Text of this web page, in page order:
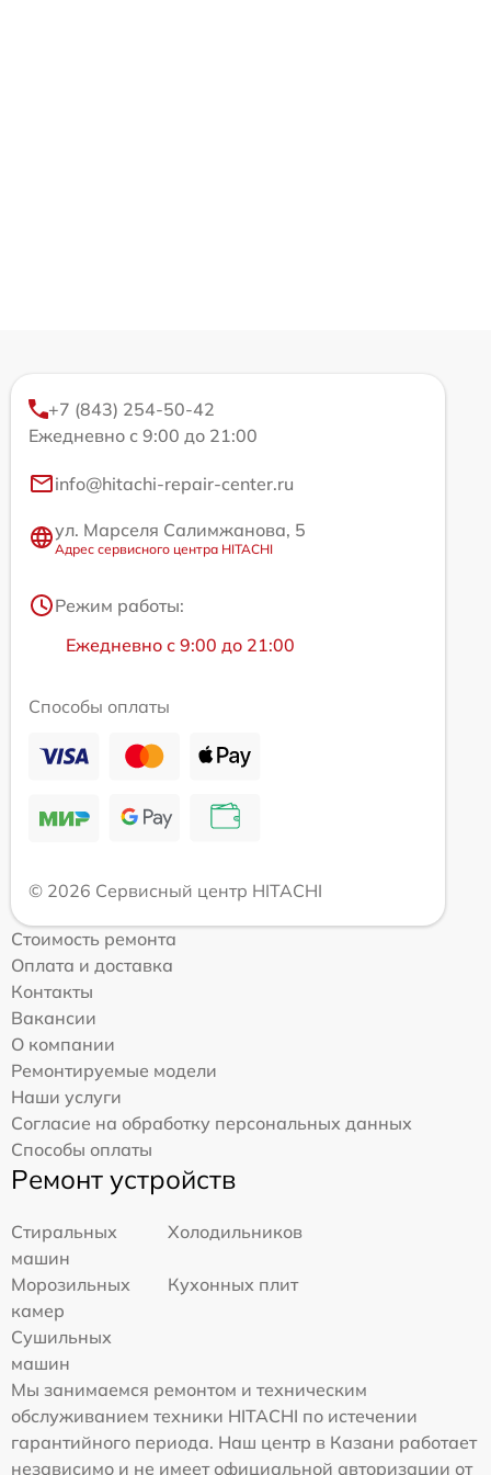
+7 (843) 254-50-42
Ежедневно с 9:00 до 21:00
info@hitachi-repair-center.ru
ул. Марселя Салимжанова, 5
Адрес сервисного центра HITACHI
Режим работы:
Ежедневно с 9:00 до 21:00
Способы оплаты
© 2026 Сервисный центр HITACHI
Стоимость ремонта
Оплата и доставка
Контакты
Вакансии
О компании
Ремонтируемые модели
Наши услуги
Согласие на обработку персональных данных
Способы оплаты
Ремонт устройств
Стиральных
машин
Холодильников
Морозильных
камер
Кухонных плит
Сушильных
машин
Мы занимаемся ремонтом и техническим
обслуживанием техники HITACHI по истечении
гарантийного периода. Наш центр в Казани работает
независимо и не имеет официальной авторизации от